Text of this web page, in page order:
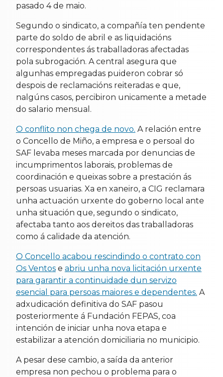
pasado 4 de maio.
Segundo o sindicato, a compañía ten pendente
parte do soldo de abril e as liquidacións
correspondentes ás traballadoras afectadas
pola subrogación. A central asegura que
algunhas empregadas puideron cobrar só
despois de reclamacións reiteradas e que,
nalgúns casos, percibiron unicamente a metade
do salario mensual.
O conflito non chega de novo. A relación entre
o Concello de Miño, a empresa e o persoal do
SAF levaba meses marcada por denuncias de
incumprimentos laborais, problemas de
coordinación e queixas sobre a prestación ás
persoas usuarias. Xa en xaneiro, a CIG reclamara
unha actuación urxente do goberno local ante
unha situación que, segundo o sindicato,
afectaba tanto aos dereitos das traballadoras
como á calidade da atención.
O Concello acabou rescindindo o contrato con
Os Ventos e abriu unha nova licitación urxente
para garantir a continuidade dun servizo
esencial para persoas maiores e dependentes. A
adxudicación definitiva do SAF pasou
posteriormente á Fundación FEPAS, coa
intención de iniciar unha nova etapa e
estabilizar a atención domiciliaria no municipio.
A pesar dese cambio, a saída da anterior
empresa non pechou o problema para o